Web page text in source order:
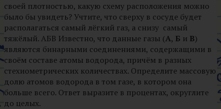
своей плотностью, какую схему расположения можно
было бы увидеть? Учтите, что сверху в сосуде будет
располагаться самый лёгкий газ, а снизу самый
тяжёлый. АБВ Известно, что данные газы (А, Б и В)
являются бинарными соединениями, содержащими в
своём составе атомы водорода, причём в разных
стехиометрических количествах. Определите массовую
долю атомов водорода в том газе, в котором она
больше всего. Ответ выразите в процентах, округлите
до целых.